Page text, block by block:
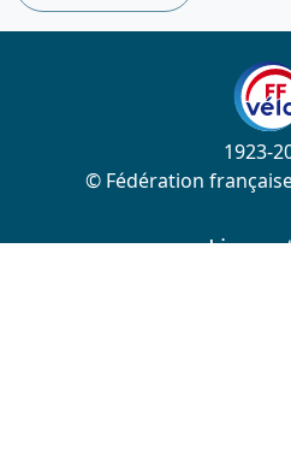
1923-
© Fédération
Liens